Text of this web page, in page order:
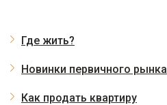
Где жить?
Новинки первичного рынка
Как продать квартиру